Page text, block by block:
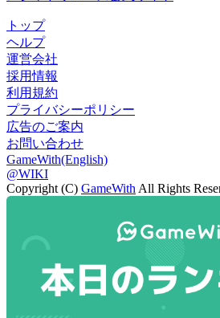
トップ
ヘルプ
運営会社
採用情報
利用規約
プライバシーポリシー
広告のご案内
お問い合わせ
GameWith(English)
@WIKI
Copyright (C) GameWith All Rights